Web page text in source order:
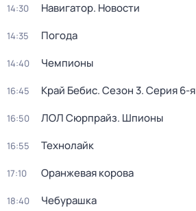
14:30 Навигатор. Новости
14:35 Погода
14:40 Чемпионы
16:45 Край Бебис. Сезон 3. Серия 6-я
16:50 ЛОЛ Сюрпрайз. Шпионы
16:55 Технолайк
17:10 Оранжевая корова
18:40 Чебурашка